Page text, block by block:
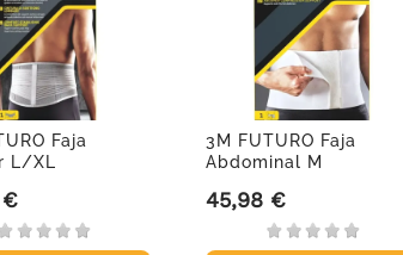
Faja
L/XL
€
3M FUTURO Faja
Abdominal M
Precio
45,98 €